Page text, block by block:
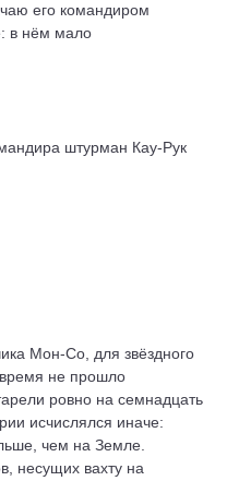
его командиром
в нём мало
штурман Кау-Рук
Мон-Со, для звёздного
не прошло
ровно на семнадцать
исчислялся иначе:
чем на Земле.
несущих вахту на